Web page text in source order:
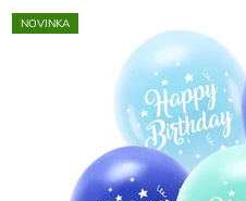
NOVINKA